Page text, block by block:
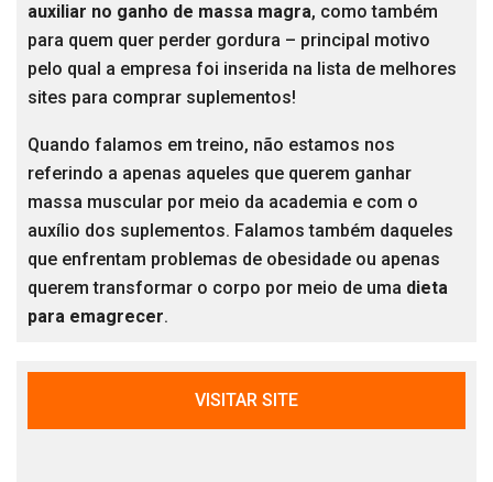
auxiliar no ganho de massa magra, como também
para quem quer perder gordura – principal motivo
pelo qual a empresa foi inserida na lista de melhores
sites para comprar suplementos!
Quando falamos em treino, não estamos nos
referindo a apenas aqueles que querem ganhar
massa muscular por meio da academia e com o
auxílio dos suplementos. Falamos também daqueles
que enfrentam problemas de obesidade ou apenas
querem transformar o corpo por meio de uma dieta
para emagrecer.
VISITAR SITE